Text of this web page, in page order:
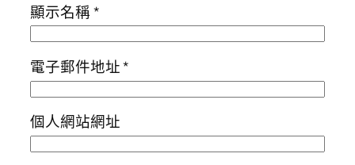
顯示名稱*
電子郵件地址*
個人網站網址